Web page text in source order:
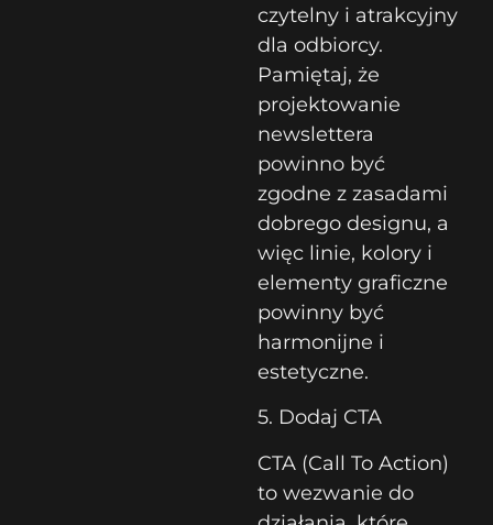
czytelny i atrakcyjny
dla odbiorcy.
Pamiętaj, że
projektowanie
newslettera
powinno być
zgodne z zasadami
dobrego designu, a
więc linie, kolory i
elementy graficzne
powinny być
harmonijne i
estetyczne.
5. Dodaj CTA
CTA (Call To Action)
to wezwanie do